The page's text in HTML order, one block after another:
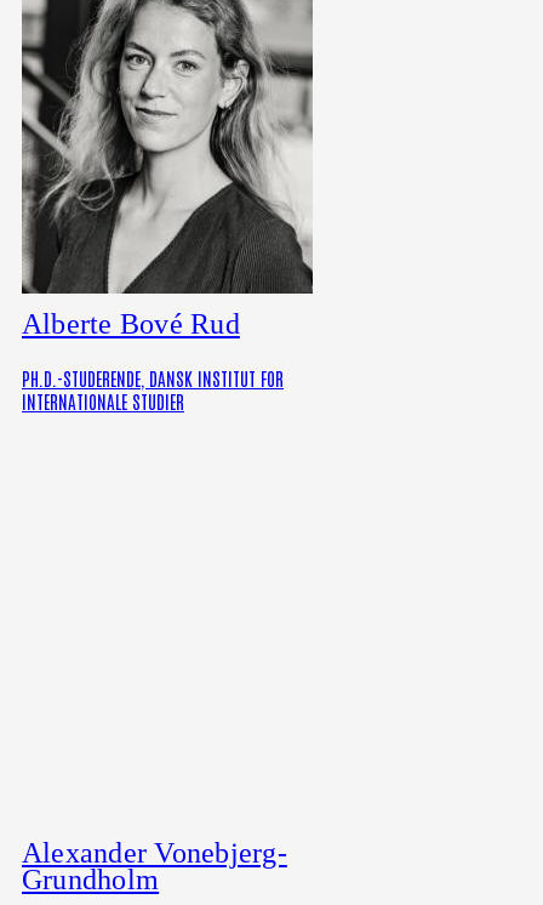
Alberte Bové Rud
PH.D.-STUDERENDE, DANSK INSTITUT FOR
INTERNATIONALE STUDIER
Alexander Vonebjerg-
Grundholm